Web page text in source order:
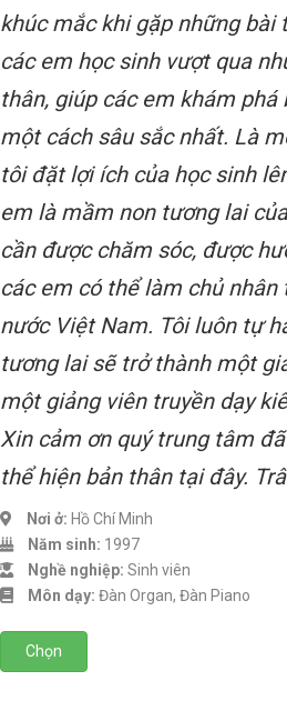
khúc mắc khi gặp những bài
các em học sinh vượt qua
thân, giúp các em khám
một cách sâu sắc nhất. Là
tôi đặt lợi ích của học sinh
em là mầm non tương lai
cần được chăm sóc, được
các em có thể làm chủ
nước Việt Nam. Tôi luôn tự
tương lai sẽ trở thành một
một giảng viên truyền dạy
Xin cảm ơn quý trung tâm
thể hiện bản thân tại đây.
Nơi ở: Hồ Chí Minh
Năm sinh: 1997
Nghề nghiệp: Sinh viên
Môn dạy: Đàn Organ, Đàn Piano
Chọn